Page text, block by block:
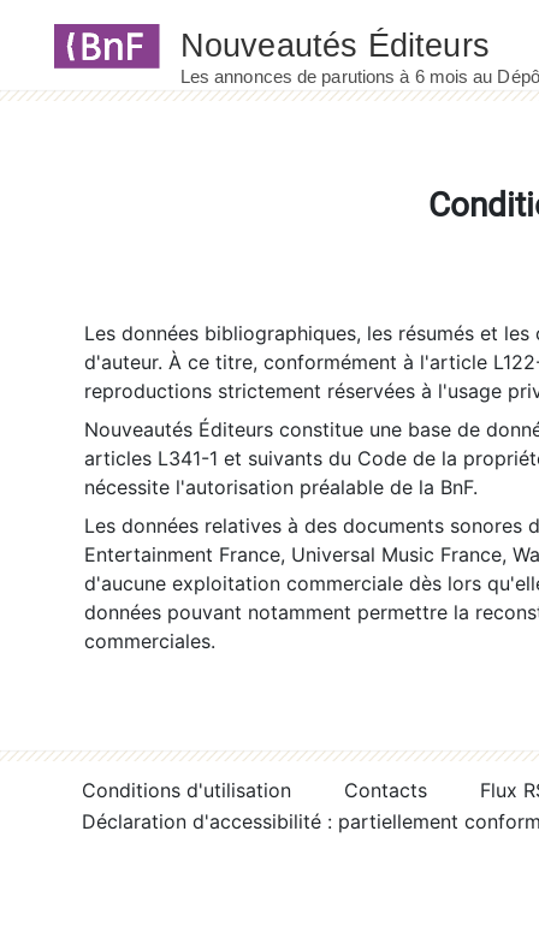
Les données bibliographiques, les résumés et
d'auteur. À ce titre, conformément à l'article
reproductions strictement réservées à l'usage
Nouveautés Éditeurs constitue une base de
articles L341-1 et suivants du Code de la
nécessite l'autorisation préalable de la BnF.
Les données relatives à des documents sonores
Entertainment France, Universal Music France,
d'aucune exploitation commerciale dès lors
données pouvant notamment permettre la
commerciales.
Conditions d'utilisation Contacts
Flux
Déclaration d'accessibilité : partiellement